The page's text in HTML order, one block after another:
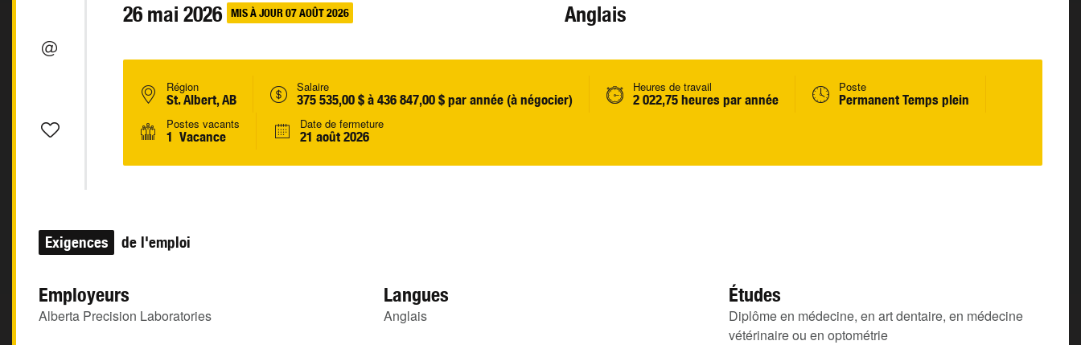
26 mai 2026 MIS À JOUR 07 AOÛT 2026 Anglais
Région
St. Albert, AB
Salaire
375 535,00 $ à 436 847,00 $ par année (à négocier)
Heures de travail
2 022,75 heures par année
Poste
Permanent Temps plein
Postes vacants
1 Vacance
Date de fermeture
21 août 2026
Exigences de l'emploi
Employeurs
Alberta Precision Laboratories
Langues
Anglais
Études
Diplôme en médecine, en art dentaire, en médecine
vétérinaire ou en optométrie